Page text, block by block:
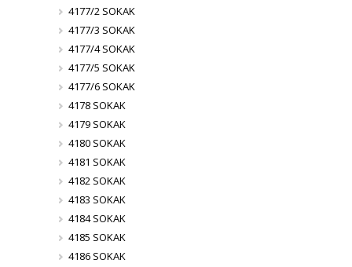
4177/2 SOKAK
4177/3 SOKAK
4177/4 SOKAK
4177/5 SOKAK
4177/6 SOKAK
4178 SOKAK
4179 SOKAK
4180 SOKAK
4181 SOKAK
4182 SOKAK
4183 SOKAK
4184 SOKAK
4185 SOKAK
4186 SOKAK